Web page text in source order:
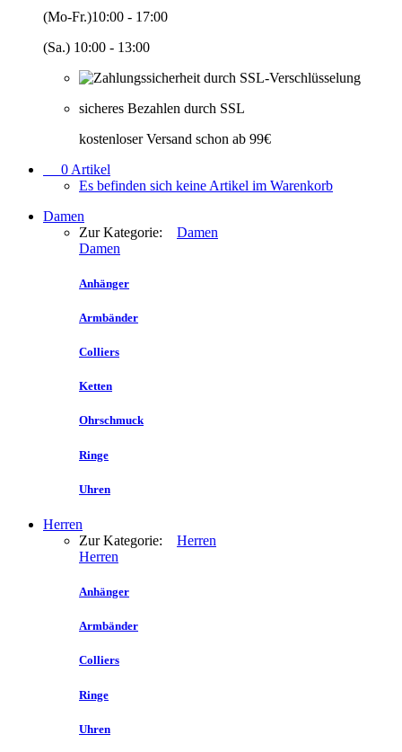
(Mo-Fr.)10:00 - 17:00
(Sa.) 10:00 - 13:00
sicheres Bezahlen durch SSL
kostenloser Versand schon ab 99€
0 Artikel
Es befinden sich keine Artikel im Warenkorb
Damen
Zur Kategorie: Damen
Damen
Anhänger
Armbänder
Colliers
Ketten
Ohrschmuck
Ringe
Uhren
Herren
Zur Kategorie: Herren
Herren
Anhänger
Armbänder
Colliers
Ringe
Uhren